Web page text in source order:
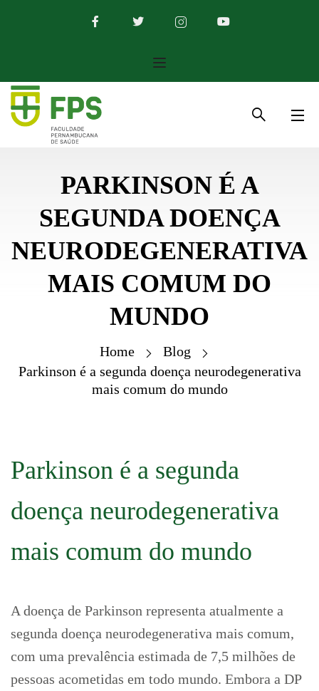
PARKINSON É A
SEGUNDA DOENÇA
NEURODEGENERATIVA
MAIS COMUM DO
MUNDO
Home
Blog
Parkinson é a segunda doença neurodegenerativa
mais comum do mundo
Parkinson é a segunda
doença neurodegenerativa
mais comum do mundo
A doença de Parkinson representa atualmente a
segunda doença neurodegenerativa mais comum,
com uma prevalência estimada de 7,5 milhões de
pessoas acometidas em todo mundo. Embora a DP